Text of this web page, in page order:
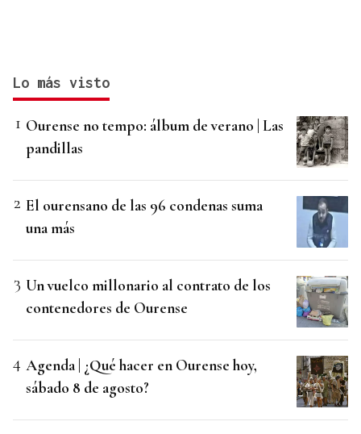
Lo más visto
Ourense no tempo: álbum de verano | Las
pandillas
El ourensano de las 96 condenas suma
una más
Un vuelco millonario al contrato de los
contenedores de Ourense
Agenda | ¿Qué hacer en Ourense hoy,
sábado 8 de agosto?